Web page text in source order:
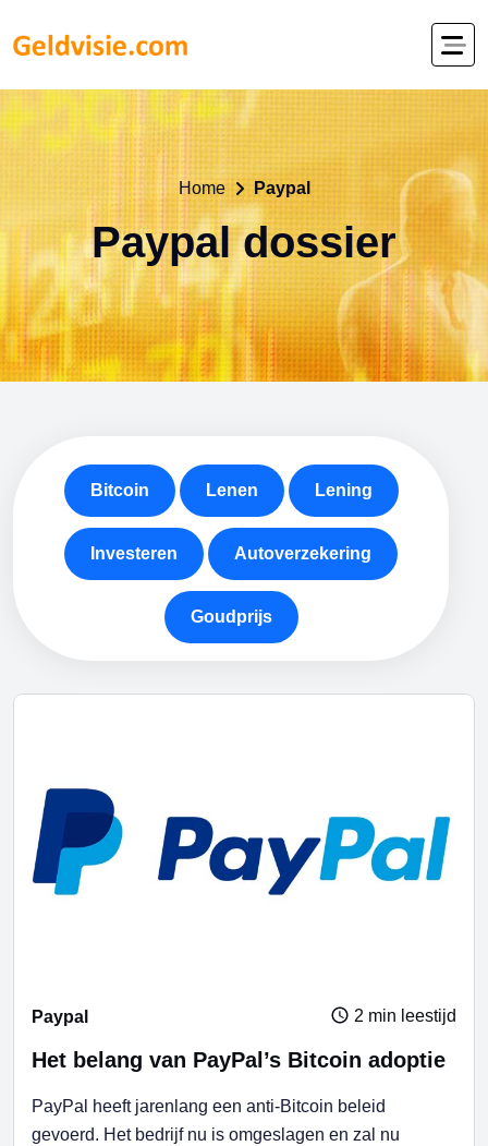
Home Paypal
Paypal dossier
Bitcoin Lenen Lening
Investeren Autoverzekering
Goudprijs
Paypal 2 min leestijd
Het belang van PayPal’s Bitcoin adoptie
PayPal heeft jarenlang een anti-Bitcoin beleid
gevoerd. Het bedrijf nu is omgeslagen en zal nu